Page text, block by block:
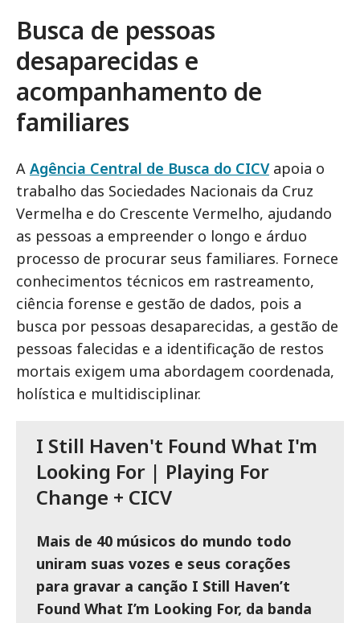
Busca de pessoas
desaparecidas e
acompanhamento de
familiares
A Agência Central de Busca do CICVapoia o
trabalho das Sociedades Nacionais da Cruz
Vermelha e do Crescente Vermelho, ajudando
as pessoas a empreender o longo e árduo
processo de procurar seus familiares. Fornece
conhecimentos técnicos em rastreamento,
ciência forense e gestão de dados, pois a
busca por pessoas desaparecidas, a gestão de
pessoas falecidas e a identificação de restos
mortais exigem uma abordagem coordenada,
holística e multidisciplinar.
I Still Haven't Found What I'm
Looking For | Playing For
Change + CICV
Mais de 40 músicos do mundo todo
uniram suas vozes e seus corações
para gravar a canção I Still Haven’t
Found What I’m Looking For, da banda